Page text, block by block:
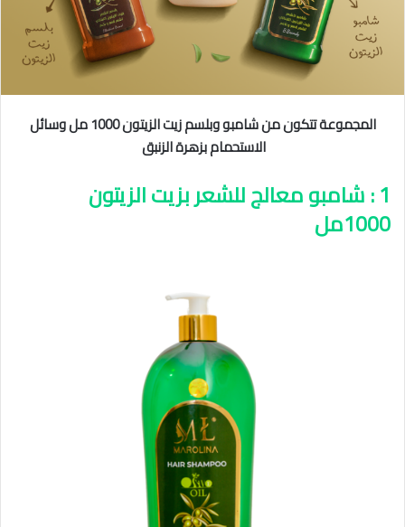
المجموعة تتكون من شامبو وبلسم زيت الزيتون 1000 مل وسائل
الاستحمام بزهرة الزنبق
1 : شامبو معالج للشعر بزيت الزيتون
1000مل